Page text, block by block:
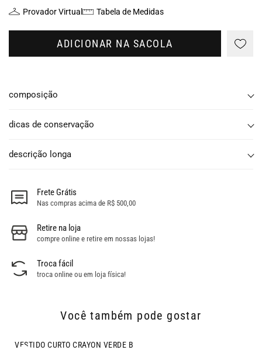
Provador Virtual Tabela de Medidas
ADICIONAR NA SACOLA
composição
dicas de conservação
descrição longa
Frete Grátis
Nas compras acima de R$ 500,00
Retire na loja
compre online e retire em nossas lojas!
Troca fácil
troca online ou em loja física!
Você também pode gostar
- 51% OFF
VESTIDO CURTO CRAYON VERDE B